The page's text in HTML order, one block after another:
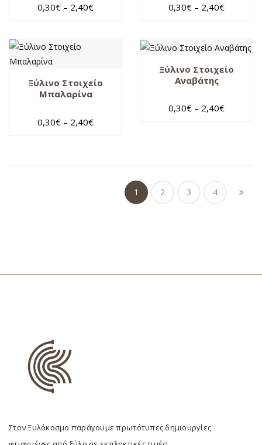
0,30€ – 2,40€ 0,30€ – 2,40€
Ξύλινο Στοιχείο
Μπαλαρίνα
0,30€ – 2,40€
Ξύλινο Στοιχείο
Αναβάτης
0,30€ – 2,40€
1 2 3 4
Στον Ξυλόκοσμο παράγουμε πρωτότυπες δημιουργίες